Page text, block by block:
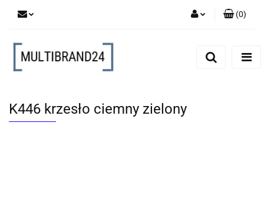
(0)
K446 krzesło ciemny zielony